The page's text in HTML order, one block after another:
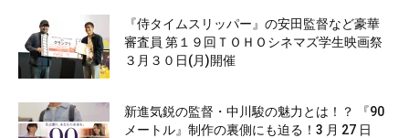
『侍タイムスリッパー』の安田監督など豪華
審査員 第１９回ＴＯＨＯシネマズ学生映画祭
３月３０日(月)開催
新進気鋭の監督・中川駿の魅力とは！？ 『90
メートル』制作の裏側にも迫る！3 月 27 日